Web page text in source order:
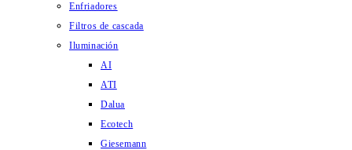
Enfriadores
Filtros de cascada
Iluminación
AI
ATI
Dalua
Ecotech
Giesemann